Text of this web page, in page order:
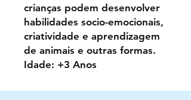
crianças podem desenvolver
habilidades socio-emocionais,
criatividade e aprendizagem
de animais e outras formas.
Idade: +3 Anos